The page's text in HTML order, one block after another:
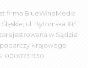
firma BlueWineMedia
ul. Bytomska 184;
w Sądzie
Krajowego
0000731930.